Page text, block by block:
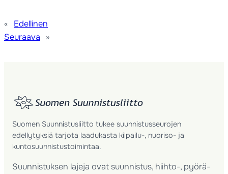
«
Edellinen
Seuraava
»
Suomen Suunnistusliitto tukee suunnistusseurojen
edellytyksiä tarjota laadukasta kilpailu-, nuoriso- ja
kuntosuunnistustoimintaa.
Suunnistuksen lajeja ovat suunnistus, hiihto-, pyörä-